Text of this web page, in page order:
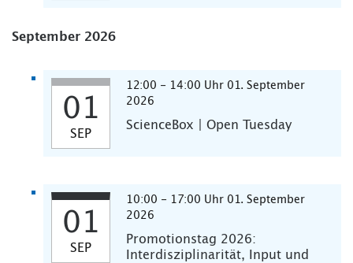
September 2026
01
SEP
12:00 - 14:00 Uhr 01. September
2026
ScienceBox | Open Tuesday
01
SEP
10:00 - 17:00 Uhr 01. September
2026
Promotionstag 2026:
Interdisziplinarität, Input und